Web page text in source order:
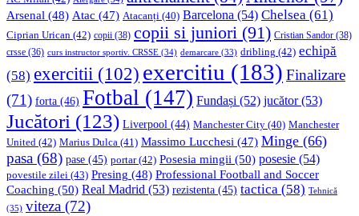
Arsenal (48) Atac (47) Atacanți (40) Barcelona (54) Chelsea (61)
Ciprian Urican (42) copii (38) copii si juniori (91) Cristian Sandor (38)
crsse (36) curs instructor sportiv. CRSSE (34) demarcare (33) dribling (42) echipă
(58) exercitii (102) exercitiu (183) Finalizare
(71) forta (46) Fotbal (147) Fundași (52) jucător(53)
Jucători (123) Liverpool (44) Manchester City (40) Manchester
United (42) Marius Dulca (41) Massimo Lucchesi (47) Minge (66)
pasa (68) pase (45) portar(42) Posesia mingii (50) posesie (54)
povestile zilei (43) Presing (48) Professional Football and Soccer
Coaching (50) Real Madrid (53) rezistenta (45) tactica (58) Tehnică
(35) viteza (72)